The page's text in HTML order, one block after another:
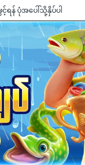
ရန် ပုံအပေါ်သို့နှိပ်ပါ